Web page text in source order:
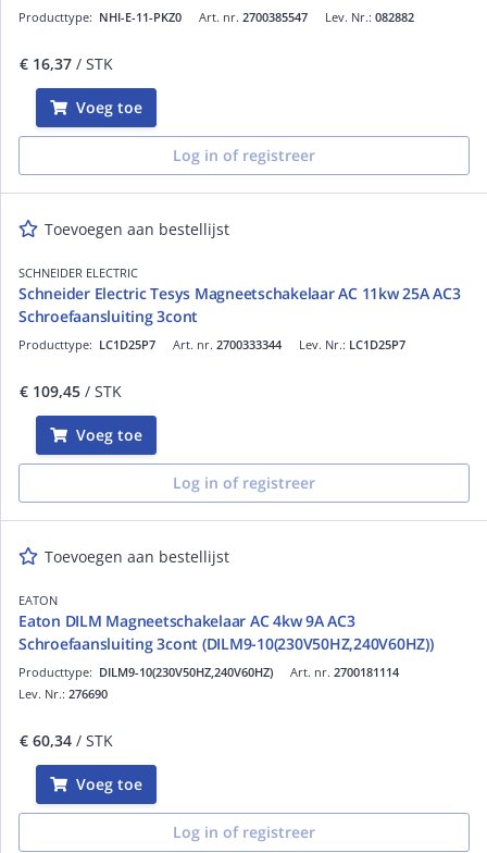
Art. nr. 2700385547
Producttype: NHI-E-11-PKZ0 Lev. Nr.: 082882
€ 16,37 / STK
Voeg toe
Log in of registreer
Toevoegen aan bestellijst
SCHNEIDER ELECTRIC
Schneider Electric Tesys Magneetschakelaar AC 11kw 25A AC3
Schroefaansluiting 3cont
Art. nr. 2700333344
Producttype: LC1D25P7 Lev. Nr.: LC1D25P7
€ 109,45 / STK
Voeg toe
Log in of registreer
Toevoegen aan bestellijst
EATON
Eaton DILM Magneetschakelaar AC 4kw 9A AC3
Schroefaansluiting 3cont (DILM9-10(230V50HZ,240V60HZ))
Art. nr. 2700181114
Producttype: DILM9-10(230V50HZ,240V60HZ)
Lev. Nr.: 276690
€ 60,34 / STK
Voeg toe
Log in of registreer